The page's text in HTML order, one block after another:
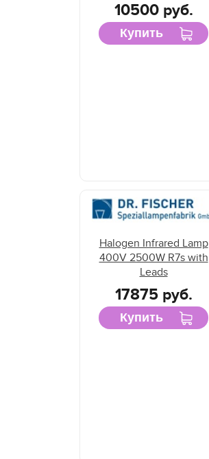
10500 руб.
Купить
Halogen Infrared Lamp
400V 2500W R7s with
Leads
17875 руб.
Купить